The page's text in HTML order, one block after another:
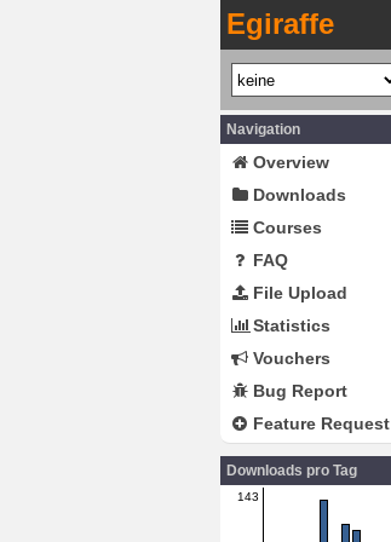
Egiraffe
Navigation
Overview
Downloads
Courses
FAQ
File Upload
Statistics
Vouchers
Bug Report
Feature Request
Downloads pro Tag
143